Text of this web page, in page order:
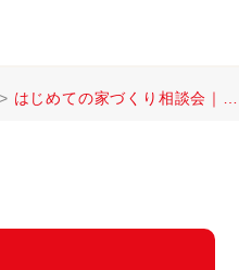
はじめての家づくり相談会｜ネイエ